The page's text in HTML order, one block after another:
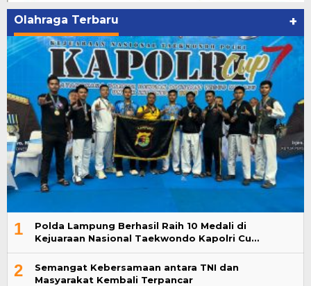
Olahraga Terbaru +
1
Polda Lampung Berhasil Raih 10 Medali di
Kejuaraan Nasional Taekwondo Kapolri Cu…
2
Semangat Kebersamaan antara TNI dan
Masyarakat Kembali Terpancar